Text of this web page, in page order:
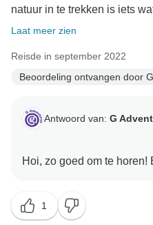
natuur in te trekken is iets
Laat meer zien
Reisde in september 2022
Beoordeling ontvangen door
Antwoord van: G
1